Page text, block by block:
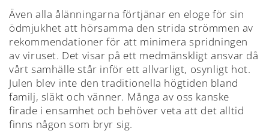
Även alla ålänningarna förtjänar en eloge för sin
ödmjukhet att hörsamma den strida strömmen av
rekommendationer för att minimera spridningen
av viruset. Det visar på ett medmänskligt ansvar då
vårt samhälle står inför ett allvarligt, osynligt hot.
Julen blev inte den traditionella högtiden bland
familj, släkt och vänner. Många av oss kanske
firade i ensamhet och behöver veta att det alltid
finns någon som bryr sig.